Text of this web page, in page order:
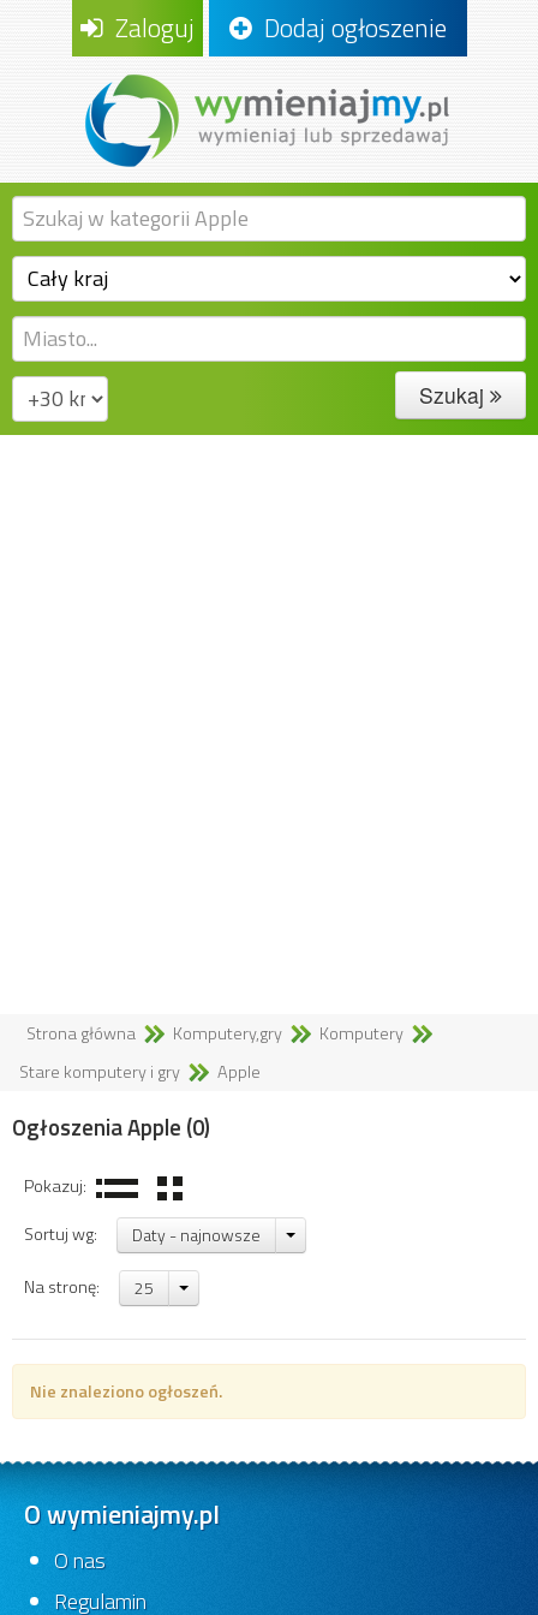
Zaloguj Dodaj ogłoszenie
Szukaj
Strona główna Komputery,gry
Komputery
Stare komputery i gry
Apple
Ogłoszenia Apple (0)
Pokazuj:
Sortuj wg:
Daty - najnowsze
Na stronę: 25
Nie znaleziono ogłoszeń.
O wymieniajmy.pl
O nas
Regulamin